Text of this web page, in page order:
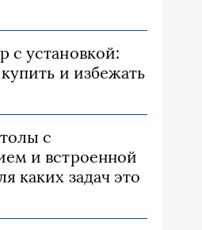
с установкой:
и избежать
с
и встроенной
каких задач это